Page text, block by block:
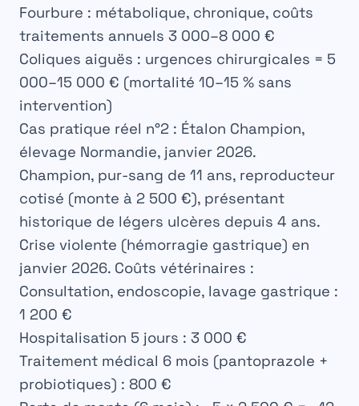
Fourbure : métabolique, chronique, coûts
traitements annuels 3 000–8 000 €
Coliques aiguës : urgences chirurgicales = 5
000–15 000 € (mortalité 10–15 % sans
intervention)
Cas pratique réel n°2 : Étalon Champion,
élevage Normandie, janvier 2026.
Champion, pur-sang de 11 ans, reproducteur
cotisé (monte à 2 500 €), présentant
historique de légers ulcères depuis 4 ans.
Crise violente (hémorragie gastrique) en
janvier 2026. Coûts vétérinaires :
Consultation, endoscopie, lavage gastrique :
1 200 €
Hospitalisation 5 jours : 3 000 €
Traitement médical 6 mois (pantoprazole +
probiotiques) : 800 €